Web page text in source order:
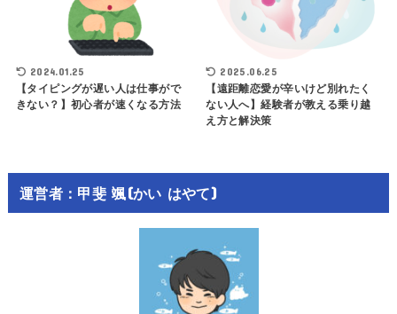
2024.01.25
【タイピングが遅い人は仕事がで
きない？】初心者が速くなる方法
2025.06.25
【遠距離恋愛が辛いけど別れたく
ない人へ】経験者が教える乗り越
え方と解決策
運営者：甲斐 颯(かい はやて)